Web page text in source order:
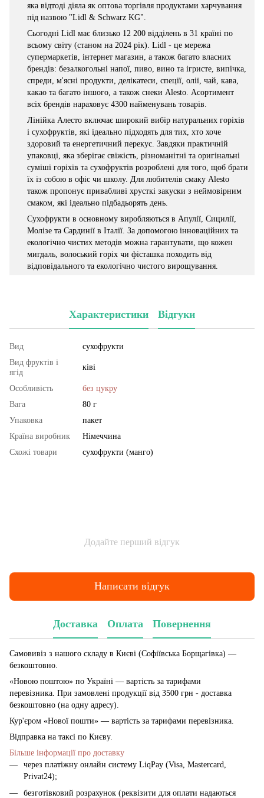
яка відтоді діяла як оптова торгівля продуктами харчування
під назвою "Lidl & Schwarz KG".
Сьогодні Lidl має близько 12 200 відділень в 31 країні по
всьому світу (станом на 2024 рік). Lidl - це мережа
супермаркетів, інтернет магазин, а також багато власних
брендів: безалкогольні напої, пиво, вино та ігристе, випічка,
спреди, м'ясні продукти, делікатеси, спеції, олії, чай, кава,
какао та багато іншого, а також снеки Alesto. Асортимент
всіх брендів нараховує 4300 найменувань товарів.
Лінійка Алесто включає широкий вибір натуральних горіхів
і сухофруктів, які ідеально підходять для тих, хто хоче
здоровий та енергетичний перекус. Завдяки практичній
упаковці, яка зберігає свіжість, різноманітні та оригінальні
суміші горіхів та сухофруктів розроблені для того, щоб брати
їх із собою в офіс чи школу. Для любителів смаку Alesto
також пропонує привабливі хрусткі закуски з неймовірним
смаком, які ідеально підбадьорять день.
Сухофрукти в основному виробляються в Апулії, Сицилії,
Молізе та Сардинії в Італії. За допомогою інноваційних та
екологічно чистих методів можна гарантувати, що кожен
мигдаль, волоський горіх чи фісташка походить від
відповідального та екологічно чистого вирощування.
Характеристики Відгуки
Вид
сухофрукти
Вид фруктів і
ягід
ківі
Особливість
без цукру
Вага
80 г
Упаковка
пакет
Країна виробник
Німеччина
Схожі товари
сухофрукти (манго)
Додайте перший відгук
Написати відгук
Доставка Оплата Повернення
Самовивіз з нашого складу в Києві (Софіївська Борщагівка) —
безкоштовно.
«Новою поштою» по Україні — вартість за тарифами
перевізника. При замовлені продукції від 3500 грн - доставка
безкоштовно (на одну адресу).
Кур'єром «Нової пошти» — вартість за тарифами перевізника.
Відправка на таксі по Києву.
Більше інформації про доставку
через платіжну онлайн систему LiqPay (Visa, Mastercard,
Privat24);
безготівковий розрахунок (реквізити для оплати надаються